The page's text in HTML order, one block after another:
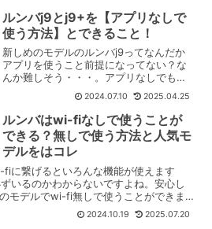
ルンバj9とj9+を【アプリなしで
使う方法】とできること！
新しめのモデルのルンバj9ってなんだか
アプリを使うこと前提になってない？な
んか難しそう・・・。アプリなしでも使
えるのか気になりますよね。 先に伝え
ておくと、ルンバj9はアプリがなくても
十分に使うことができます。方法は本体
の「CLEAN」ボタ...
2024.07.10 2025.04.25
ルンバはwi-fiなしで使うことが
できる？無しで使う方法と人気モ
デルをはコレ
に繋げるといろんな機能が使えます
いるのかわからないですよね。安心し
モデルでwi-fi無しで使うことができま
源ボタン」を押せば...
2024.10.19 2025.07.20